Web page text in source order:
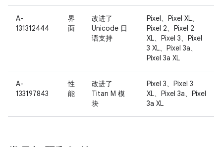
A-
131312444
界
面
改进了
Unicode 日
语支持
Pixel、Pixel XL、
Pixel 2、Pixel 2
XL、Pixel 3、Pixel
3 XL、Pixel 3a、
Pixel 3a XL
A-
133197843
性
能
改进了
Titan M 模
块
Pixel 3、Pixel 3
XL、Pixel 3a、Pixel
3a XL